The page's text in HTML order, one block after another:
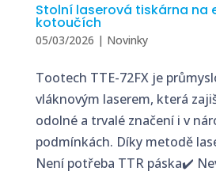
Stolní laserová tiskárna na
kotoučích
05/03/2026 | Novinky
Tootech TTE-72FX je
vláknovým laserem, která
odolné a trvalé značení i v
podmínkách. Díky metodě
Není potřeba TTR páska✔️